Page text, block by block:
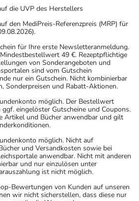
die UVP des Herstellers
den MediPreis-Referenzpreis (MRP) für
für Ihre erste Newsletteranmeldung.
49 €. Rezeptpflichtige
von Sonderangeboten und
sind vom Gutschein
nur ein Gutschein. Nicht kombinierbar
Sonderpreisen und Rabatt-Aktionen.
möglich. Der Bestellwert
ggf. eingelöster Gutscheine und Coupons.
Artikel und Bücher anwendbar und gilt
möglich. Nicht auf
und Versandkosten sowie bei
anwendbar. Nicht mit anderen
und nur einzulösen unter
ist nicht möglich.
Bewertungen von Kunden auf unseren
wir nicht sicherstellen, dass diese nur